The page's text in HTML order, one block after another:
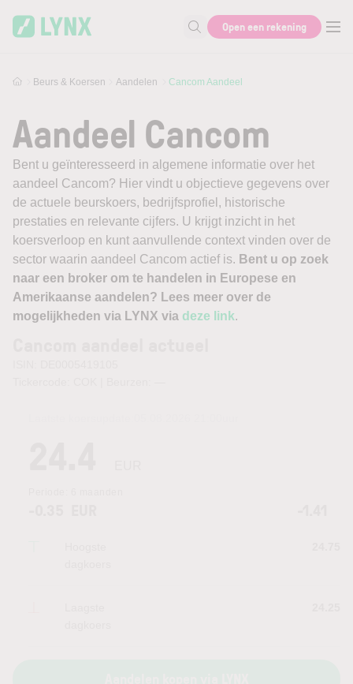
Zoek naar informatie
Open een rekening
Beurs & Koersen Aandelen Cancom Aandeel
Aandeel Cancom
Bent u geïnteresseerd in algemene informatie over het
aandeel Cancom? Hier vindt u objectieve gegevens over
de actuele beurskoers, bedrijfsprofiel, historische
prestaties en relevante cijfers. U krijgt inzicht in het
koersverloop en kunt aanvullende context vinden over de
sector waarin aandeel Cancom actief is. Bent u op zoek
naar een broker om te handelen in Europese en
Amerikaanse aandelen? Lees meer over de
mogelijkheden via LYNX via deze link.